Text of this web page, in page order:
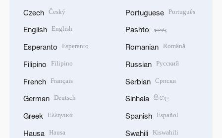
Czech Český
English English
Esperanto Esperanto
Filipino Filipino
French Français
German Deutsch
Greek Ελληνικά
Hausa Hausa
Portuguese Português
Pashto پښتو
Romanian Română
Russian Русский
Serbian Српски
Sinhala සිංහල
Spanish Español
Swahili Kiswahili